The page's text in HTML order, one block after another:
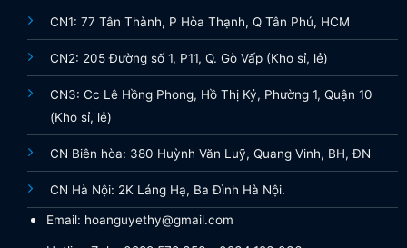
CN1: 77 Tân Thành, P Hòa Thạnh, Q Tân Phú, HCM
CN2: 205 Đường số 1, P11, Q. Gò Vấp (Kho sỉ, lẻ)
CN3: Cc Lê Hồng Phong, Hồ Thị Kỷ, Phường 1, Quận 10
(Kho sỉ, lẻ)
CN Biên hòa: 380 Huỳnh Văn Luỹ, Quang Vinh, BH, ĐN
CN Hà Nội: 2K Láng Hạ, Ba Đình Hà Nội.
Email: hoanguyethy@gmail.com